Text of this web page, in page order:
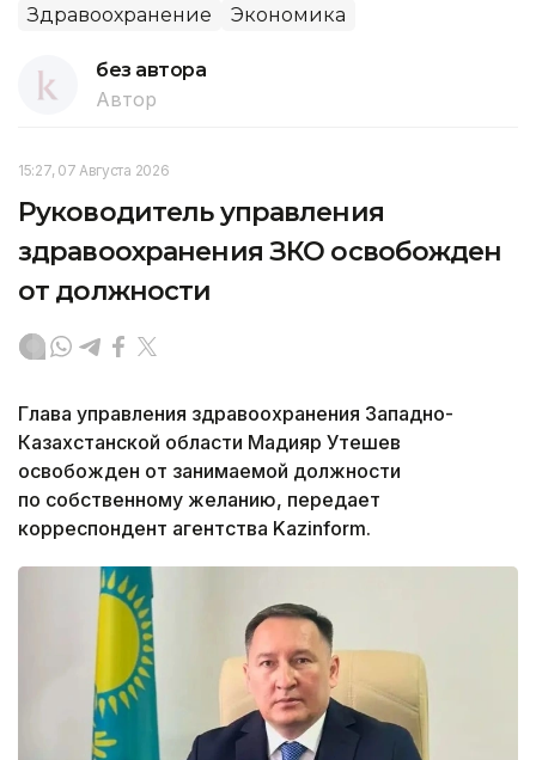
Здравоохранение Экономика
без автора
Автор
15:27, 07 Августа 2026
Руководитель управления
здравоохранения ЗКО освобожден
от должности
Глава управления здравоохранения Западно-
Казахстанской области Мадияр Утешев
освобожден от занимаемой должности
по собственному желанию, передает
корреспондент агентства Kazinform.